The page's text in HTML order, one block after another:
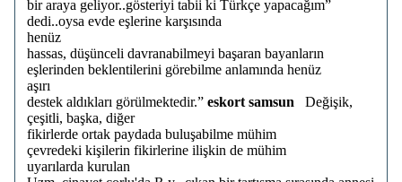
bir araya geliyor..gösteriyi tabii ki Türkçe yapacağım”
dedi..oysa evde eşlerine karşısında
henüz
hassas, düşünceli davranabilmeyi başaran bayanların
eşlerinden beklentilerini görebilme anlamında henüz
aşırı
destek aldıkları görülmektedir.” eskort samsun Değişik,
çeşitli, başka, diğer
fikirlerde ortak paydada buluşabilme mühim
çevredeki kişilerin fikirlerine ilişkin de mühim
uyarılarda kurulan